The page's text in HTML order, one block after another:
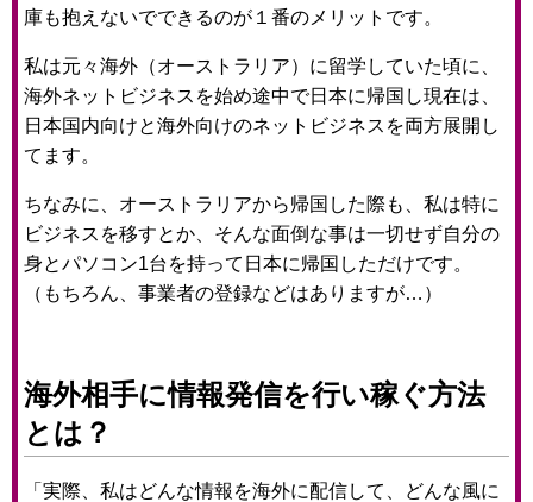
庫も抱えないでできるのが１番のメリットです。
私は元々海外（オーストラリア）に留学していた頃に、
海外ネットビジネスを始め途中で日本に帰国し現在は、
日本国内向けと海外向けのネットビジネスを両方展開し
てます。
ちなみに、オーストラリアから帰国した際も、私は特に
ビジネスを移すとか、そんな面倒な事は一切せず自分の
身とパソコン1台を持って日本に帰国しただけです。
（もちろん、事業者の登録などはありますが…）
海外相手に情報発信を行い稼ぐ方法
とは？
「実際、私はどんな情報を海外に配信して、どんな風に